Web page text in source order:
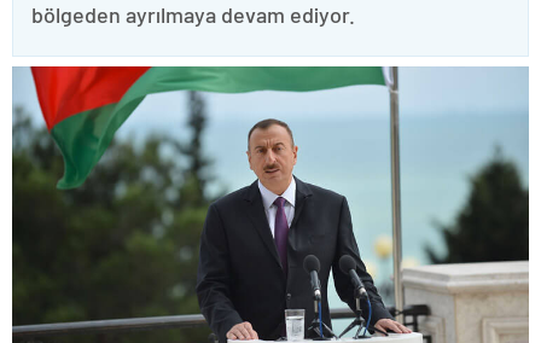
bölgeden ayrılmaya devam ediyor.